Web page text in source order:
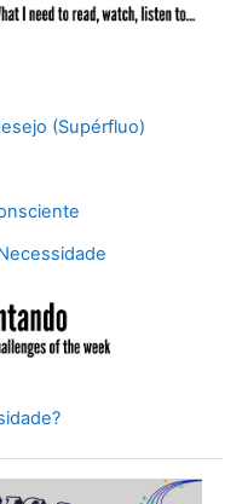
(Supérfluo)
URL
URL
URL
Fórum